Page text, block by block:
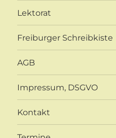
Lektorat
Freiburger Schreibkiste
AGB
Impressum, DSGVO
Kontakt